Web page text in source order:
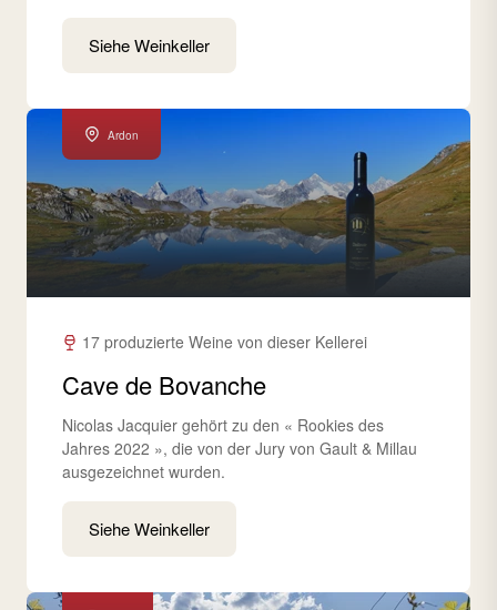
Siehe Weinkeller
Ardon
17 produzierte Weine von dieser Kellerei
Cave de Bovanche
Nicolas Jacquier gehört zu den « Rookies des
Jahres 2022 », die von der Jury von Gault & Millau
ausgezeichnet wurden.
Siehe Weinkeller